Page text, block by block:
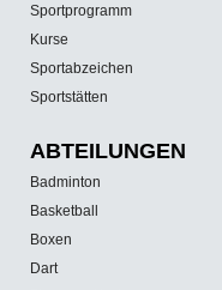
Sportprogramm
Kurse
Sportabzeichen
Sportstätten
ABTEILUNGEN
Badminton
Basketball
Boxen
Dart